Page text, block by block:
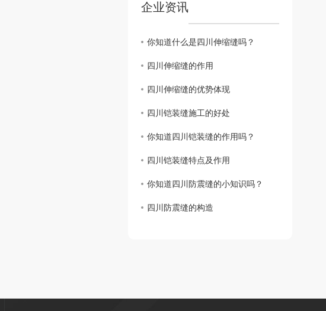
企业资讯
你知道什么是四川伸缩缝吗？
四川伸缩缝的作用
四川伸缩缝的优势体现
四川铠装缝施工的好处
你知道四川铠装缝的作用吗？
四川铠装缝特点及作用
你知道四川防震缝的小知识吗？
四川防震缝的构造